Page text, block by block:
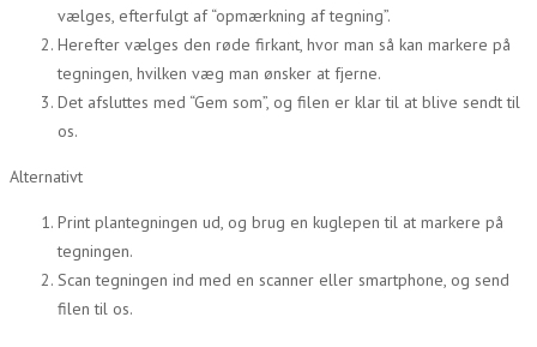
vælges, efterfulgt af “opmærkning af tegning”.
Herefter vælges den røde firkant, hvor man så kan markere på
tegningen, hvilken væg man ønsker at fjerne.
Det afsluttes med “Gem som”, og filen er klar til at blive sendt til
os.
Alternativt
Print plantegningen ud, og brug en kuglepen til at markere på
tegningen.
Scan tegningen ind med en scanner eller smartphone, og send
filen til os.